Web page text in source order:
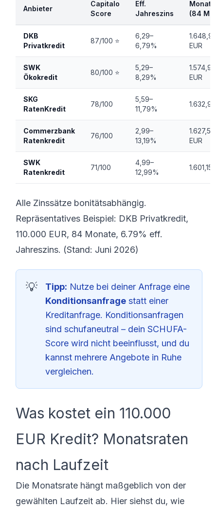
Anbieter
Capitalo
Score
Eff.
Jahreszins
(84
DKB
Privatkredit
87/100 ⭐
6,29–
6,79%
1.648,93
EUR
SWK
Ökokredit
80/100 ⭐
5,29–
8,29%
1.574,97
EUR
SKG
RatenKredit
78/100
5,59–
11,79%
1.632,91
Commerzbank
Ratenkredit
76/100
2,99–
13,19%
1.627,59
EUR
SWK
Ratenkredit
71/100
4,99–
12,99%
1.601,15
Alle Zinssätze bonitätsabhängig.
Repräsentatives Beispiel: DKB Privatkredit,
110.000 EUR, 84 Monate, 6.79% eff.
Jahreszins. (Stand: Juni 2026)
Tipp: Nutze bei deiner Anfrage eine
Konditionsanfrage statt einer
Kreditanfrage. Konditionsanfragen
sind schufaneutral – dein SCHUFA-
Score wird nicht beeinflusst, und du
kannst mehrere Angebote in Ruhe
vergleichen.
Was kostet ein 110.000
EUR Kredit? Monatsraten
nach Laufzeit
Die Monatsrate hängt maßgeblich von der
gewählten Laufzeit ab. Hier siehst du, wie